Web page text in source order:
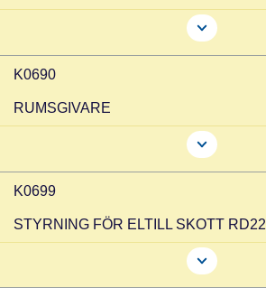
K0690
RUMSGIVARE
K0699
STYRNING FÖR ELTILL SKOTT RD22